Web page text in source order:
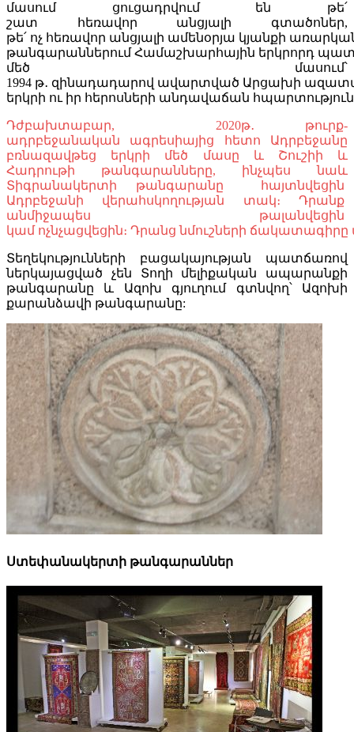
մասում ցուցադրվում են թե՛
շատ հեռավոր անցյալի գտածոներ,
թե՛ ոչ հեռավոր անցյալի ամենօրյա կյանքի
թանգարաններում Համաշխարհային երկրորդ
մեծ մասում՝
1994 թ․ զինադադարով ավարտված Արցախի
երկրի ու իր հերոսների անդավաճան
Դժբախտաբար, 2020թ․ թուրք-
ադրբեջանական ագրեսիայից հետո Ադրբեջանը
բռնազավթեց երկրի մեծ մասը և Շուշիի և
Հադրութի թանգարանները, ինչպես նաև
Տիգրանակերտի թանգարանը հայտնվեցին
Ադրբեջանի վերահսկողության տակ։ Դրանք
անմիջապես թալանվեցին
կամ ոչնչացվեցին։ Դրանց նմուշների ճակատագիրը
Տեղեկությունների բացակայության պատճառով
ներկայացված չեն Տողի մելիքական ապարանքի
թանգարանը և Ազոխ գյուղում գտնվող՝ Ազոխի
քարանձավի թանգարանը:
Ստեփանակերտի թանգարաններ